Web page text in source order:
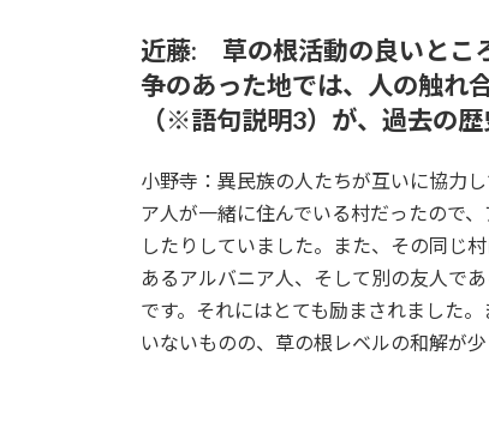
近藤: 草の根活動の良いとこ
争のあった地では、人の触れ
（※語句説明3）が、過去の
小野寺：異民族の人たちが互いに協力
ア人が一緒に住んでいる村だったので
したりしていました。また、その同じ
あるアルバニア人、そして別の友人で
です。それにはとても励まされました
いないものの、草の根レベルの和解が